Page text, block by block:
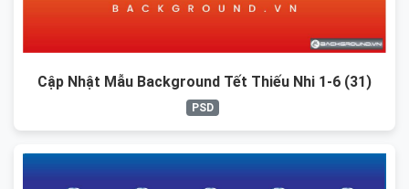
Cập Nhật Mẫu Background Tết Thiếu Nhi 1-6 (31)
PSD